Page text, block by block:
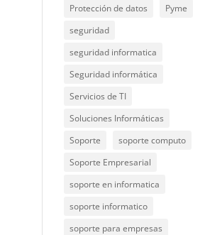
Protección de datos
Pyme
seguridad
seguridad informatica
Seguridad informática
Servicios de TI
Soluciones Informáticas
Soporte
soporte computo
Soporte Empresarial
soporte en informatica
soporte informatico
soporte para empresas